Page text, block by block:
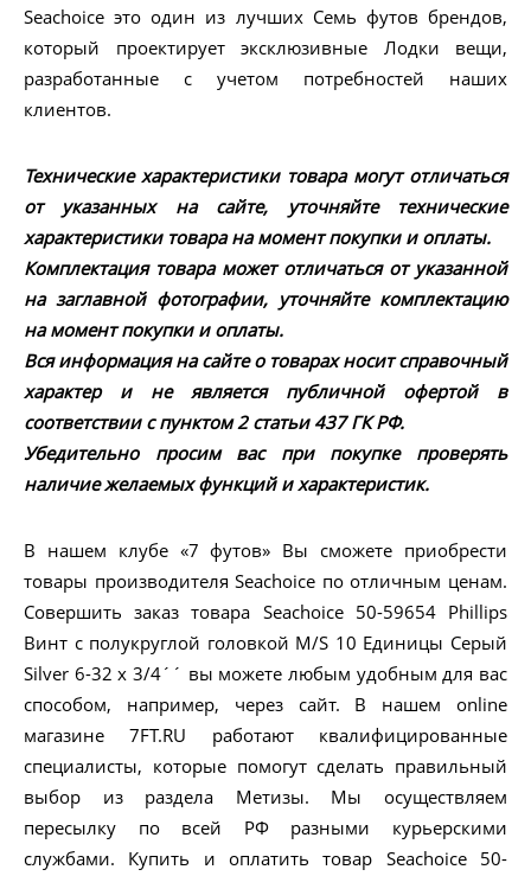
Seachoice это один из лучших Семь футов брендов,
который проектирует эксклюзивные Лодки вещи,
разработанные с учетом потребностей наших
клиентов.
Технические характеристики товара могут отличаться
от указанных на сайте, уточняйте технические
характеристики товара на момент покупки и оплаты.
Комплектация товара может отличаться от указанной
на заглавной фотографии, уточняйте комплектацию
на момент покупки и оплаты.
Вся информация на сайте о товарах носит справочный
характер и не является публичной офертой в
соответствии с пунктом 2 статьи 437 ГК РФ.
Убедительно просим вас при покупке проверять
наличие желаемых функций и характеристик.
В нашем клубе «7 футов» Вы сможете приобрести
товары производителя Seachoice по отличным ценам.
Совершить заказ товара Seachoice 50-59654 Phillips
Винт с полукруглой головкой M/S 10 Единицы Серый
Silver 6-32 x 3/4´´ вы можете любым удобным для вас
способом, например, через сайт. В нашем online
магазине 7FT.RU работают квалифицированные
специалисты, которые помогут сделать правильный
выбор из раздела Метизы. Мы осуществляем
пересылку по всей РФ разными курьерскими
службами. Купить и оплатить товар Seachoice 50-